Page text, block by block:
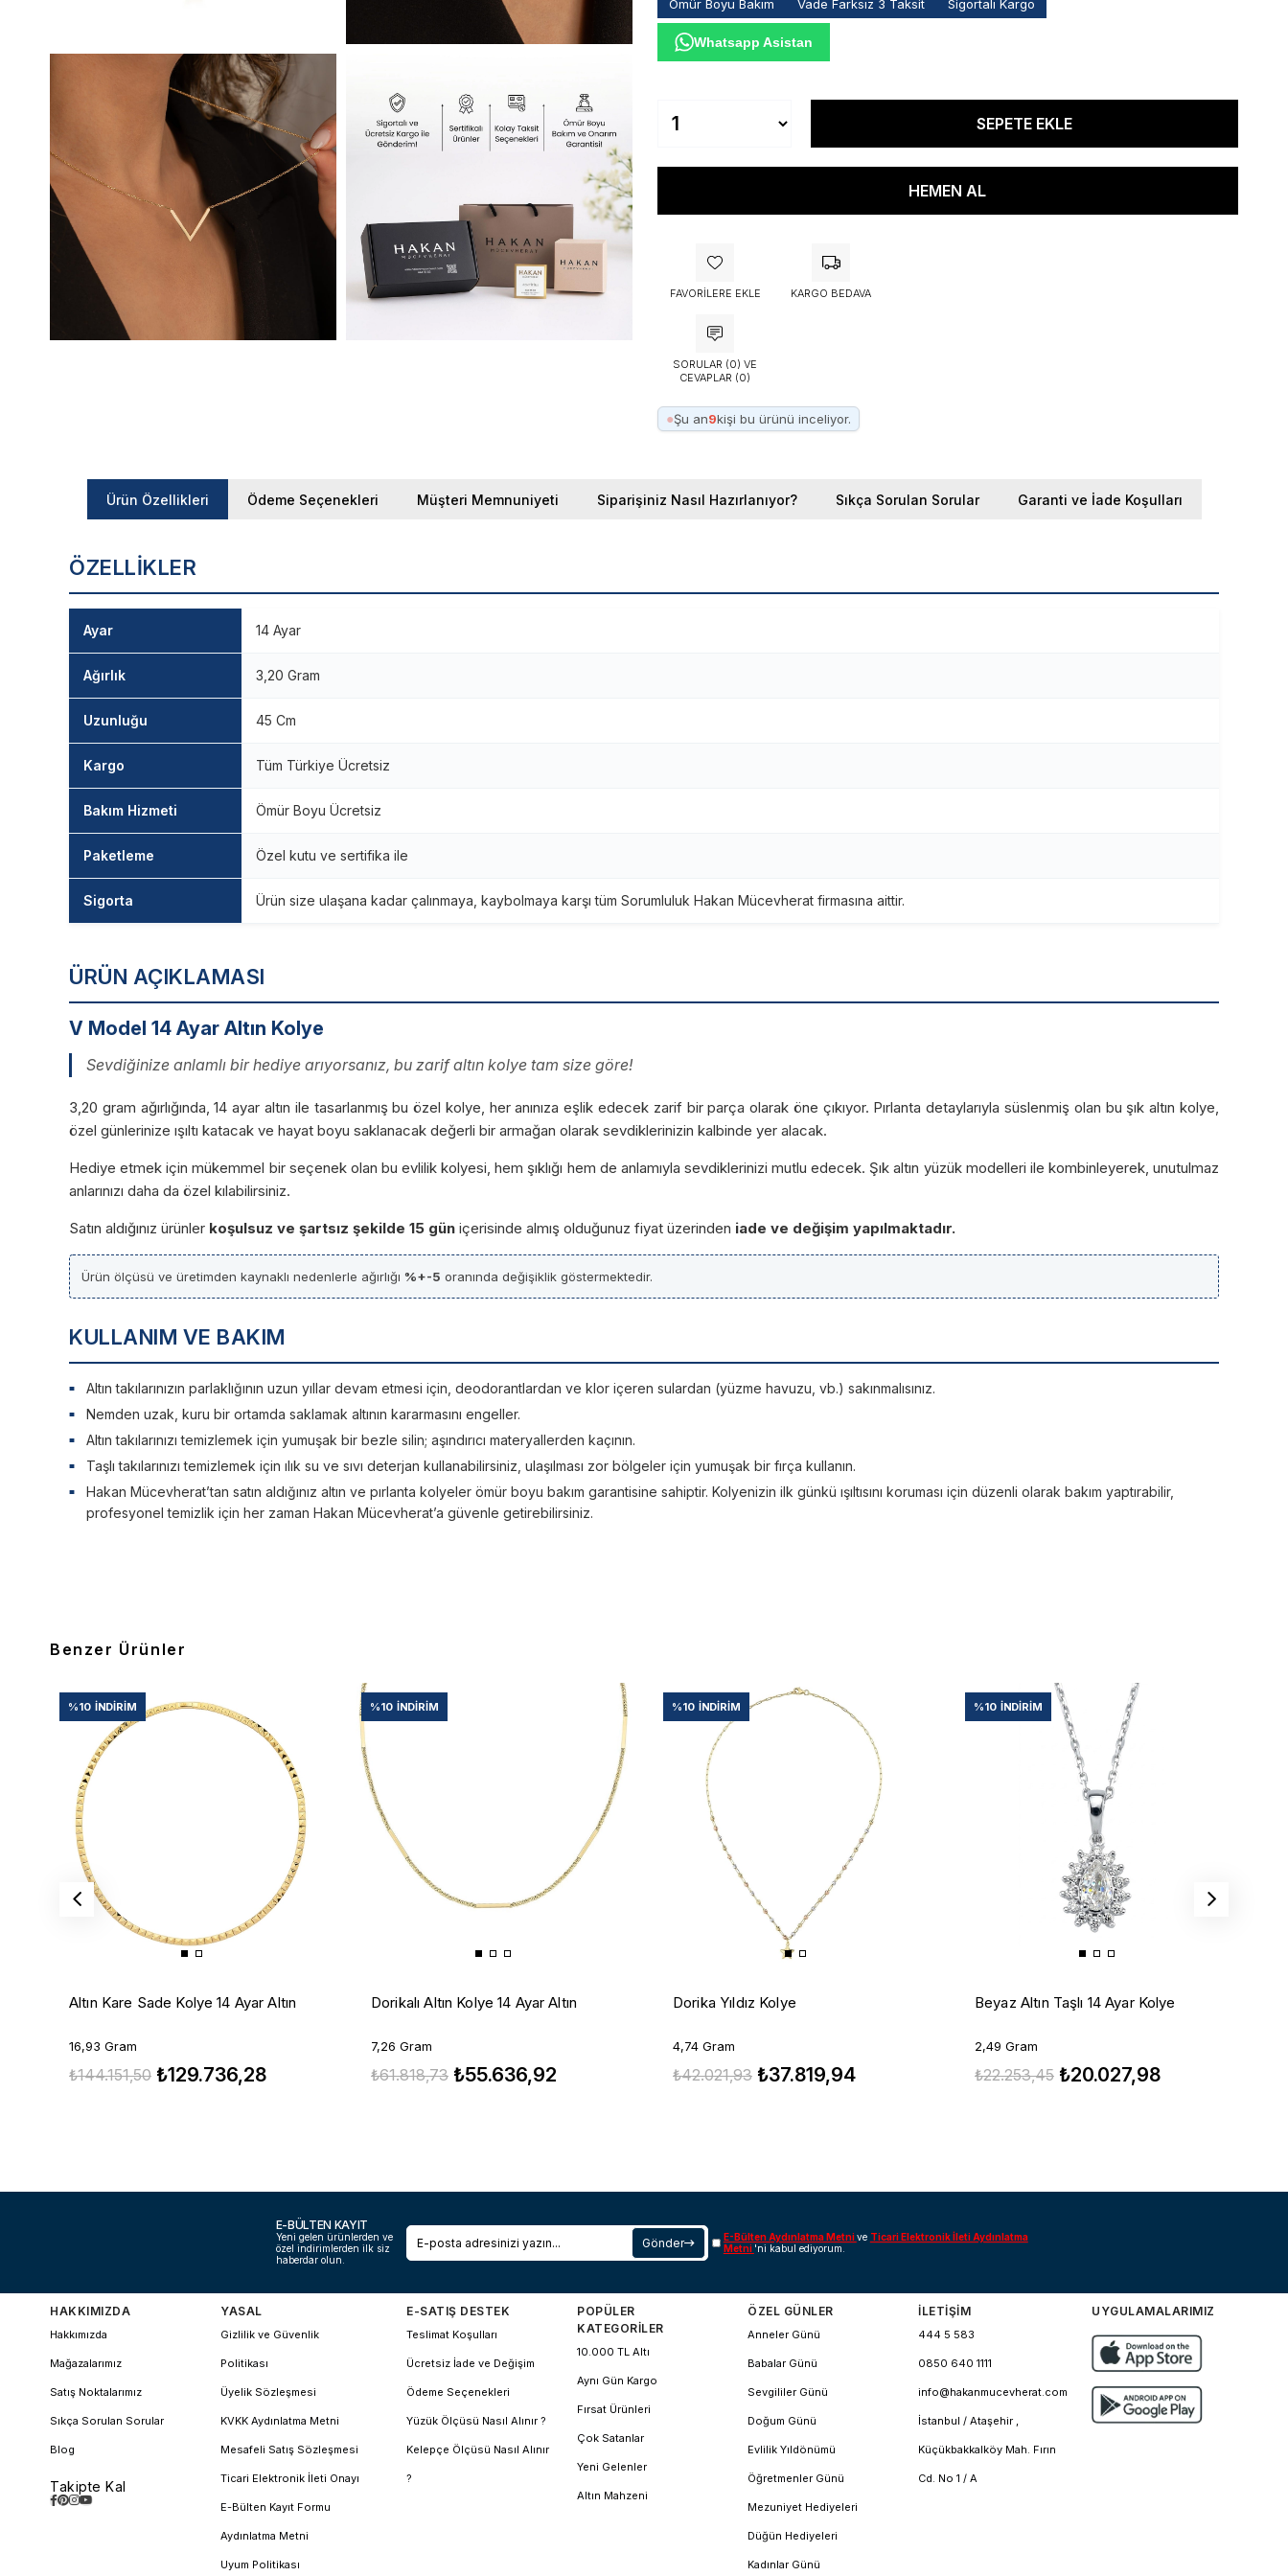
Ömür Boyu Bakım Vade Farksız 3 Taksit Sigortalı Kargo
Whatsapp Asistan
FAVORILERE EKLE KARGO BEDAVA
SORULAR (0) VE
CEVAPLAR (0)
●Şu an9kişi bu ürünü inceliyor.
Ürün Özellikleri Ödeme Seçenekleri Müşteri Memnuniyeti Siparişiniz Nasıl Hazırlanıyor? Sıkça Sorulan Sorular Garanti ve İade Koşulları
ÜRÜN AÇIKLAMASI
V Model 14 Ayar Altın Kolye
Sevdiğinize anlamlı bir hediye arıyorsanız, bu zarif altın kolye tam size göre!
3,20 gram ağırlığında, 14 ayar altın ile tasarlanmış bu özel kolye, her anınıza eşlik edecek zarif bir parça olarak öne çıkıyor. Pırlanta detaylarıyla süslenmiş olan bu şık altın kolye,
özel günlerinize ışıltı katacak ve hayat boyu saklanacak değerli bir armağan olarak sevdiklerinizin kalbinde yer alacak.
Hediye etmek için mükemmel bir seçenek olan bu evlilik kolyesi, hem şıklığı hem de anlamıyla sevdiklerinizi mutlu edecek. Şık altın yüzük modelleri ile kombinleyerek, unutulmaz
anlarınızı daha da özel kılabilirsiniz.
Satın aldığınız ürünler koşulsuz ve şartsız şekilde 15 gün içerisinde almış olduğunuz fiyat üzerinden iade ve değişim yapılmaktadır.
Ürün ölçüsü ve üretimden kaynaklı nedenlerle ağırlığı %+-5 oranında değişiklik göstermektedir.
ÖZELLIKLER
Ayar 14 Ayar
Ağırlık 3,20 Gram
Uzunluğu 45 Cm
Kargo Tüm Türkiye Ücretsiz
Bakım Hizmeti Ömür Boyu Ücretsiz
Paketleme Özel kutu ve sertifika ile
Sigorta Ürün size ulaşana kadar çalınmaya, kaybolmaya karşı tüm Sorumluluk Hakan Mücevherat firmasına aittir.
KULLANIM VE BAKIM
Altın takılarınızın parlaklığının uzun yıllar devam etmesi için, deodorantlardan ve klor içeren sulardan (yüzme havuzu, vb.) sakınmalısınız.
Nemden uzak, kuru bir ortamda saklamak altının kararmasını engeller.
Altın takılarınızı temizlemek için yumuşak bir bezle silin; aşındırıcı materyallerden kaçının.
Taşlı takılarınızı temizlemek için ılık su ve sıvı deterjan kullanabilirsiniz, ulaşılması zor bölgeler için yumuşak bir fırça kullanın.
Hakan Mücevherat’tan satın aldığınız altın ve pırlanta kolyeler ömür boyu bakım garantisine sahiptir. Kolyenizin ilk günkü ışıltısını koruması için düzenli olarak bakım yaptırabilir,
profesyonel temizlik için her zaman Hakan Mücevherat’a güvenle getirebilirsiniz.
Benzer Ürünler
Altın Kare Sade Kolye 14 Ayar Altın
16,93 Gram
₺129.736,28
₺144.151,50
%10 İNDIRIM
Dorikalı Altın Kolye 14 Ayar Altın
7,26 Gram
₺55.636,92
₺61.818,73
%10 İNDIRIM
Dorika Yıldız Kolye
4,74 Gram
₺37.819,94
₺42.021,93
%10 İNDIRIM
Beyaz Altın Taşlı 14 Ayar Kolye
2,49 Gram
₺20.027,98
₺22.253,45
%10 İNDIRIM
E-BÜLTEN KAYIT
Yeni gelen ürünlerden ve
özel indirimlerden ilk siz
haberdar olun.
Gönder E-Bülten Aydınlatma Metnive Ticari Elektronik İleti Aydınlatma
Metni 'ni kabul ediyorum.
HAKKIMIZDA
Hakkımızda
Mağazalarımız
Satış Noktalarımız
Sıkça Sorulan Sorular
Blog
Takipte Kal
YASAL
Gizlilik ve Güvenlik
Politikası
Üyelik Sözleşmesi
KVKK Aydınlatma Metni
Mesafeli Satış Sözleşmesi
Ticari Elektronik İleti Onayı
E-Bülten Kayıt Formu
Aydınlatma Metni
Uyum Politikası
E-SATIŞ DESTEK
Teslimat Koşulları
Ücretsiz İade ve Değişim
Ödeme Seçenekleri
Yüzük Ölçüsü Nasıl Alınır ?
Kelepçe Ölçüsü Nasıl Alınır
?
POPÜLER
KATEGORİLER
10.000 TL Altı
Aynı Gün Kargo
Fırsat Ürünleri
Çok Satanlar
Yeni Gelenler
Altın Mahzeni
ÖZEL GÜNLER
Anneler Günü
Babalar Günü
Sevgililer Günü
Doğum Günü
Evlilik Yıldönümü
Öğretmenler Günü
Mezuniyet Hediyeleri
Düğün Hediyeleri
Kadınlar Günü
İLETİŞİM
444 5 583
0850 640 1111
info@hakanmucevherat.com
İstanbul / Ataşehir ,
Küçükbakkalköy Mah. Fırın
Cd. No 1 / A
UYGULAMALARIMIZ